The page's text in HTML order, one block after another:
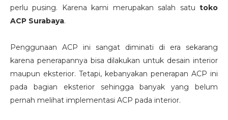
perlu pusing. Karena kami merupakan salah satu toko
ACP Surabaya.
Penggunaan ACP ini sangat diminati di era sekarang
karena penerapannya bisa dilakukan untuk desain interior
maupun eksterior. Tetapi, kebanyakan penerapan ACP ini
pada bagian eksterior sehingga banyak yang belum
pernah melihat implementasi ACP pada interior.